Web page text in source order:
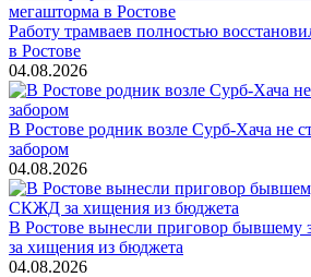
Работу трамваев полностью
в Ростове
04.08.2026
В Ростове родник возле Сурб-Хача не
забором
04.08.2026
В Ростове вынесли приговор
за хищения из бюджета
04.08.2026